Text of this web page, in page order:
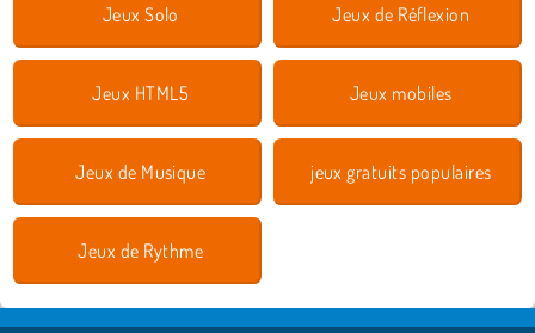
Jeux Solo Jeux de Réflexion
Jeux HTML5 Jeux mobiles
Jeux de Musique jeux gratuits populaires
Jeux de Rythme